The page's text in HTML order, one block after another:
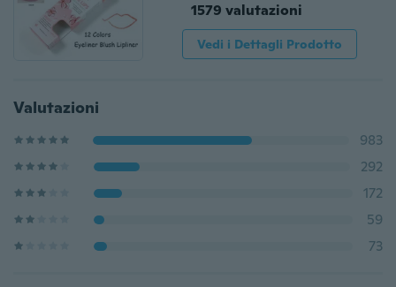
1579 valutazioni
Vedi i Dettagli Prodotto
Valutazioni
983
292
172
59
73